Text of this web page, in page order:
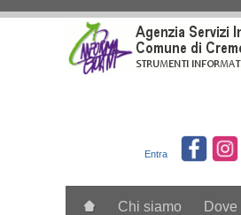
Entra
Chi siamo Dove